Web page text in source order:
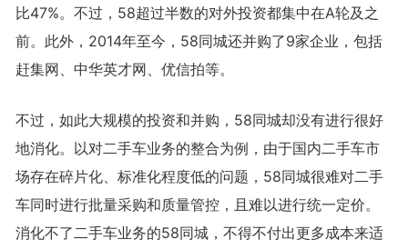
比47%。不过，58超过半数的对外投资都集中在A轮及之
前。此外，2014年至今，58同城还并购了9家企业，包括
赶集网、中华英才网、优信拍等。
不过，如此大规模的投资和并购，58同城却没有进行很好
地消化。以对二手车业务的整合为例，由于国内二手车市
场存在碎片化、标准化程度低的问题，58同城很难对二手
车同时进行批量采购和质量管控，且难以进行统一定价。
消化不了二手车业务的58同城，不得不付出更多成本来适